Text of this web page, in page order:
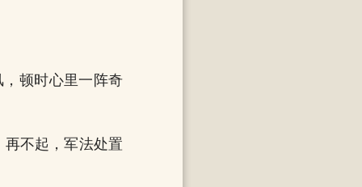
顿时心里一阵奇
不起，军法处置